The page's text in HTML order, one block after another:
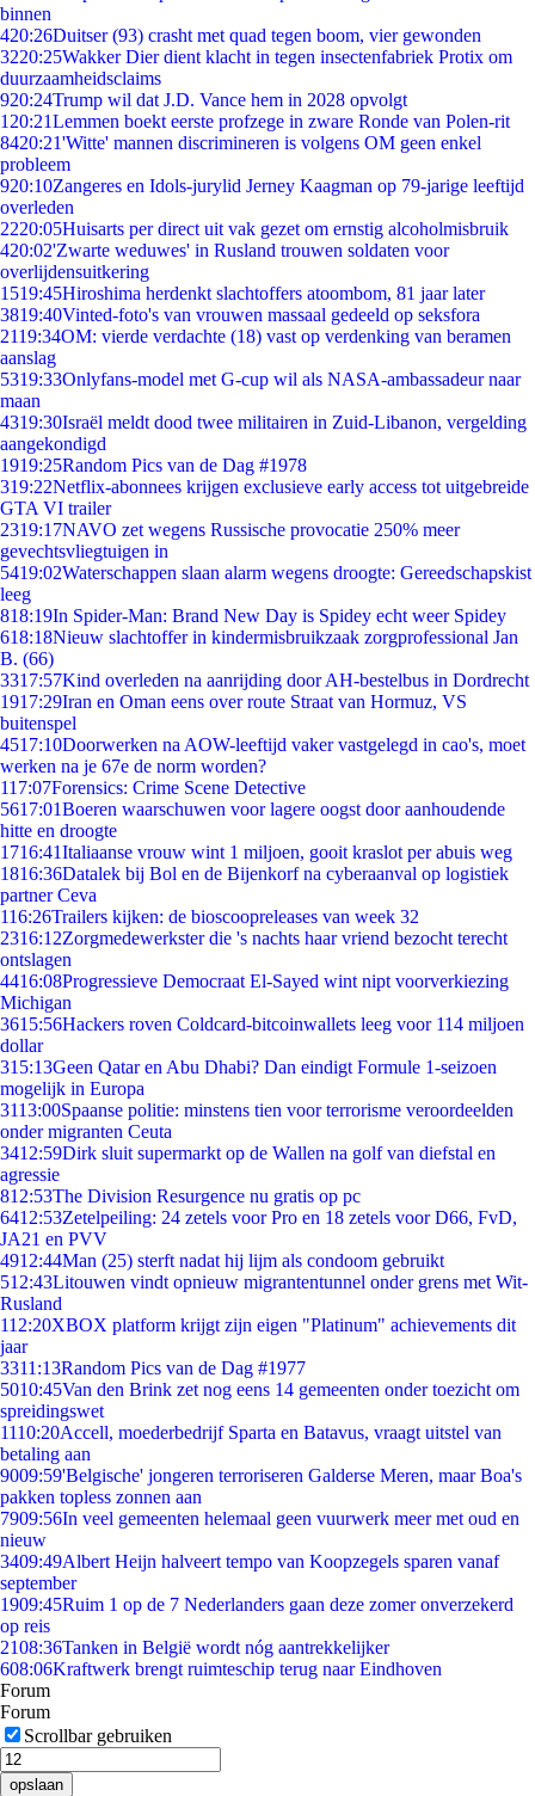
binnen
420:26Duitser (93) crasht met quad tegen boom, vier gewonden
3220:25Wakker Dier dient klacht in tegen insectenfabriek Protix om
duurzaamheidsclaims
920:24Trump wil dat J.D. Vance hem in 2028 opvolgt
1 20:21Lemmen boekt eerste profzege in zware Ronde van Polen-rit
8420:21'Witte' mannen discrimineren is volgens OM geen enkel
probleem
920:10Zangeres en Idols-jurylid Jerney Kaagman op 79-jarige leeftijd
overleden
2220:05Huisarts per direct uit vak gezet om ernstig alcoholmisbruik
420:02'Zwarte weduwes' in Rusland trouwen soldaten voor
overlijdensuitkering
1519:45Hiroshima herdenkt slachtoffers atoombom, 81 jaar later
3819:40Vinted-foto's van vrouwen massaal gedeeld op seksfora
2119:34OM: vierde verdachte (18) vast op verdenking van beramen
aanslag
5319:33Onlyfans-model met G-cup wil als NASA-ambassadeur naar
maan
4319:30Israël meldt dood twee militairen in Zuid-Libanon, vergelding
aangekondigd
1919:25Random Pics van de Dag #1978
319:22Netflix-abonnees krijgen exclusieve early access tot uitgebreide
GTA VI trailer
2319:17NAVO zet wegens Russische provocatie 250% meer
gevechtsvliegtuigen in
5419:02Waterschappen slaan alarm wegens droogte: Gereedschapskist
leeg
818:19In Spider-Man: Brand New Day is Spidey echt weer Spidey
618:18Nieuw slachtoffer in kindermisbruikzaak zorgprofessional Jan
B. (66)
3317:57Kind overleden na aanrijding door AH-bestelbus in Dordrecht
1917:29Iran en Oman eens over route Straat van Hormuz, VS
buitenspel
4517:10Doorwerken na AOW-leeftijd vaker vastgelegd in cao's, moet
werken na je 67e de norm worden?
117:07Forensics: Crime Scene Detective
5617:01Boeren waarschuwen voor lagere oogst door aanhoudende
hitte en droogte
1716:41Italiaanse vrouw wint 1 miljoen, gooit kraslot per abuis weg
1816:36Datalek bij Bol en de Bijenkorf na cyberaanval op logistiek
partner Ceva
116:26Trailers kijken: de bioscoopreleases van week 32
2316:12Zorgmedewerkster die 's nachts haar vriend bezocht terecht
ontslagen
4416:08Progressieve Democraat El-Sayed wint nipt voorverkiezing
Michigan
3615:56Hackers roven Coldcard-bitcoinwallets leeg voor 114 miljoen
dollar
315:13Geen Qatar en Abu Dhabi? Dan eindigt Formule 1-seizoen
mogelijk in Europa
3113:00Spaanse politie: minstens tien voor terrorisme veroordeelden
onder migranten Ceuta
3412:59Dirk sluit supermarkt op de Wallen na golf van diefstal en
agressie
812:53The Division Resurgence nu gratis op pc
6412:53Zetelpeiling: 24 zetels voor Pro en 18 zetels voor D66, FvD,
JA21 en PVV
4912:44Man (25) sterft nadat hij lijm als condoom gebruikt
512:43Litouwen vindt opnieuw migrantentunnel onder grens met Wit-
Rusland
112:20XBOX platform krijgt zijn eigen "Platinum" achievements dit
jaar
3311:13Random Pics van de Dag #1977
5010:45Van den Brink zet nog eens 14 gemeenten onder toezicht om
spreidingswet
1110:20Accell, moederbedrijf Sparta en Batavus, vraagt uitstel van
betaling aan
9009:59'Belgische' jongeren terroriseren Galderse Meren, maar Boa's
pakken topless zonnen aan
7909:56In veel gemeenten helemaal geen vuurwerk meer met oud en
nieuw
3409:49Albert Heijn halveert tempo van Koopzegels sparen vanaf
september
1909:45Ruim 1 op de 7 Nederlanders gaan deze zomer onverzekerd
op reis
2108:36Tanken in België wordt nóg aantrekkelijker
608:06Kraftwerk brengt ruimteschip terug naar Eindhoven
Forum
Forum
Scrollbar gebruiken
opslaan